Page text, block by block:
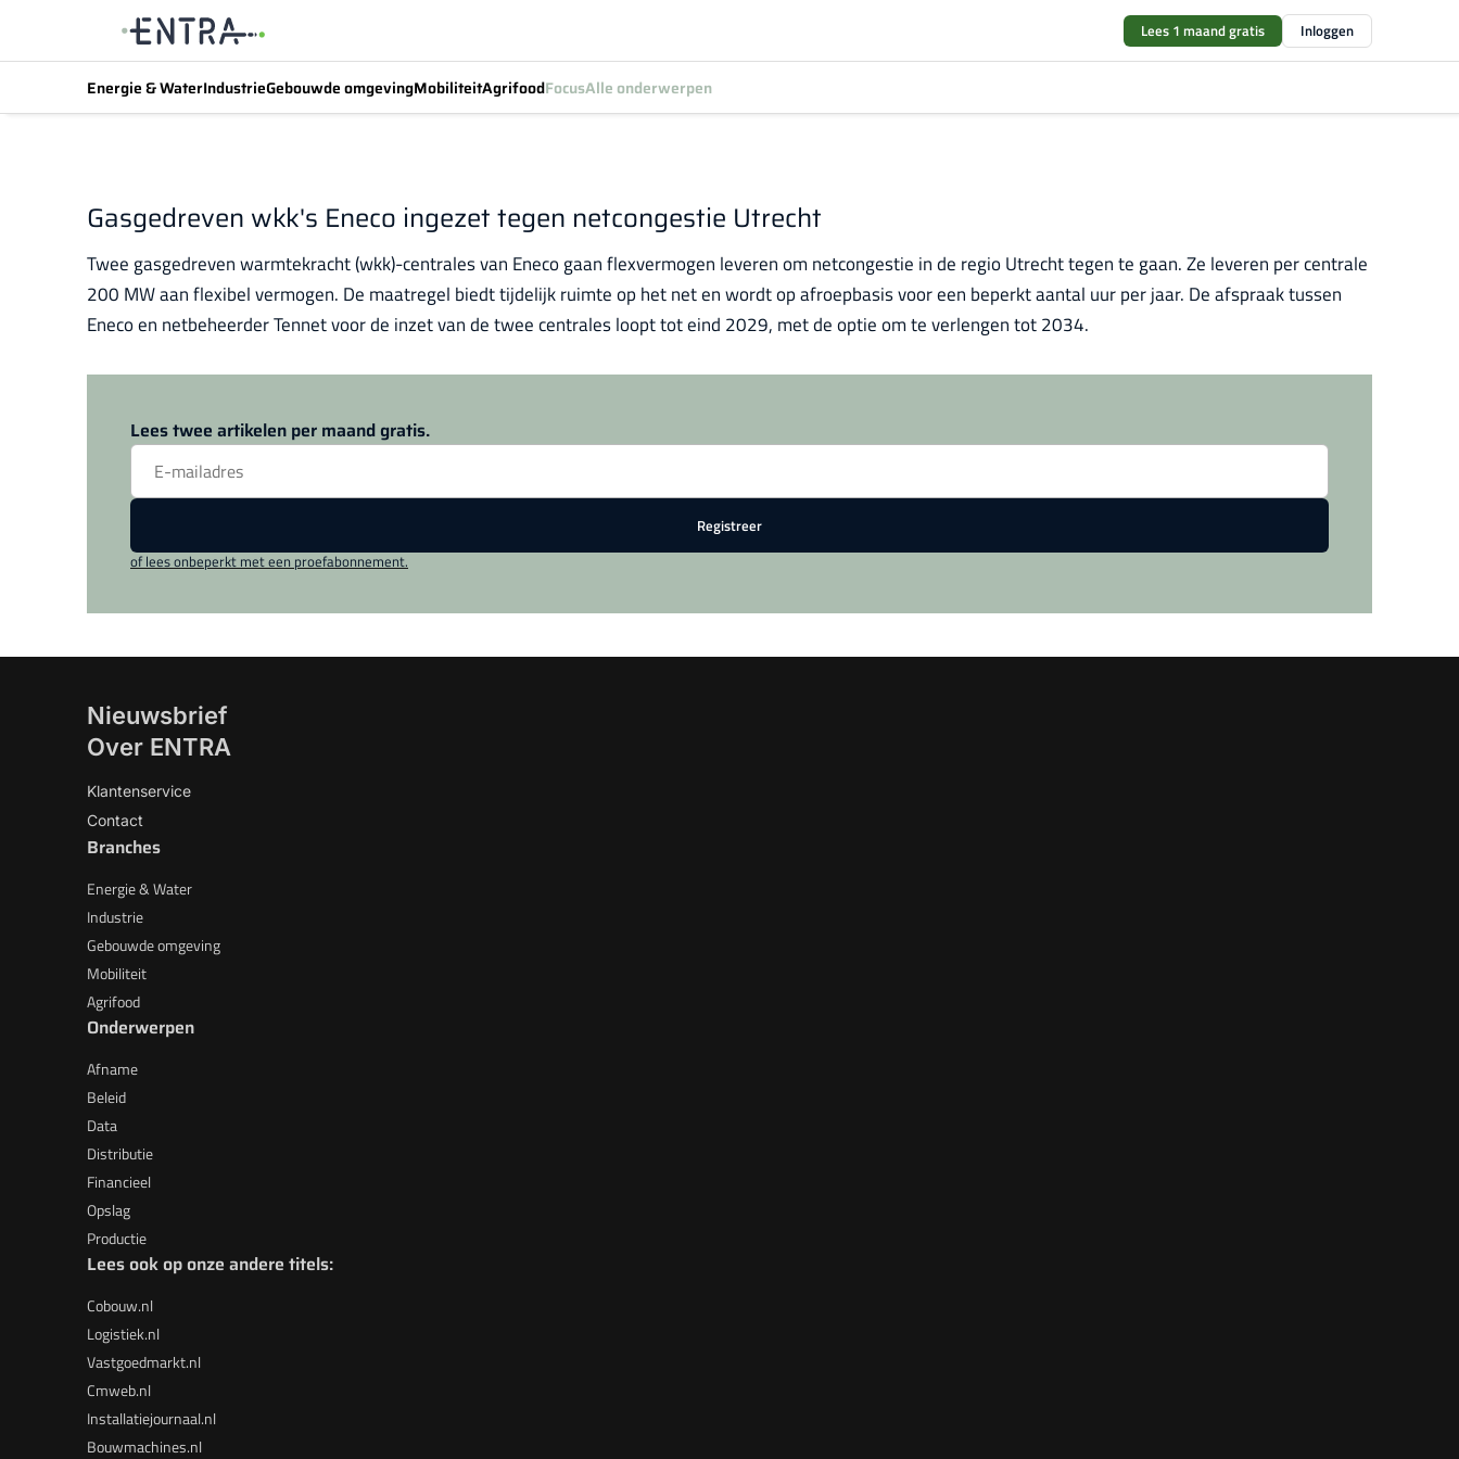
Lees 1 maand gratis Inloggen
Energie & WaterIndustrieGebouwde omgevingMobiliteitAgrifoodFocusAlle onderwerpen
Gasgedreven wkk's Eneco ingezet tegen netcongestie Utrecht
Twee gasgedreven warmtekracht (wkk)-centrales van Eneco gaan flexvermogen leveren om netcongestie in de regio Utrecht tegen te gaan. Ze leveren per centrale
200 MW aan flexibel vermogen. De maatregel biedt tijdelijk ruimte op het net en wordt op afroepbasis voor een beperkt aantal uur per jaar. De afspraak tussen
Eneco en netbeheerder Tennet voor de inzet van de twee centrales loopt tot eind 2029, met de optie om te verlengen tot 2034.
Lees twee artikelen per maand gratis.
Registreer
of lees onbeperkt met een proefabonnement.
Nieuwsbrief
Over ENTRA
Klantenservice
Contact
Branches
Energie & Water
Industrie
Gebouwde omgeving
Mobiliteit
Agrifood
Onderwerpen
Afname
Beleid
Data
Distributie
Financieel
Opslag
Productie
Lees ook op onze andere titels:
Cobouw.nl
Logistiek.nl
Vastgoedmarkt.nl
Cmweb.nl
Installatiejournaal.nl
Bouwmachines.nl